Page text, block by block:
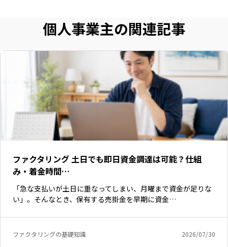
個人事業主の関連記事
ファクタリング 土日でも即日資金調達は可能？仕組
み・着金時間…
「急な支払いが土日に重なってしまい、月曜まで資金が足りな
い」。そんなとき、保有する売掛金を早期に資金…
ファクタリングの基礎知識 2026/07/30